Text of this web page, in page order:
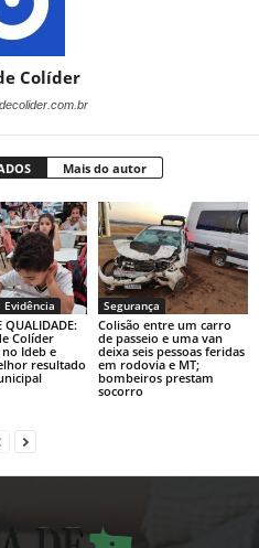
Colíder
Mais do autor
Evidência
QUALIDADE:
Colíder
no Ideb e
resultado
Segurança
Colisão entre um carro
de passeio e uma van
deixa seis pessoas feridas
em rodovia e MT;
bombeiros prestam
socorro